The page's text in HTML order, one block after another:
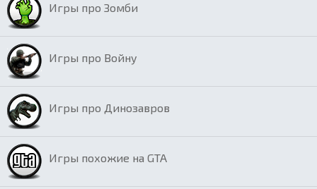
Игры про Зомби
Игры про Войну
Игры про Динозавров
Игры похожие на GTA